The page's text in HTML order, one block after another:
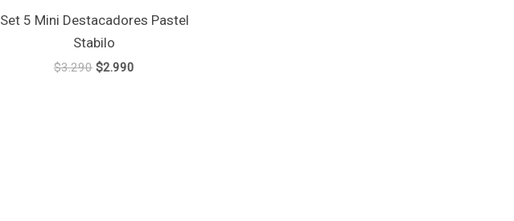
Set 5 Mini Destacadores Pastel
Stabilo
$3.290 $2.990